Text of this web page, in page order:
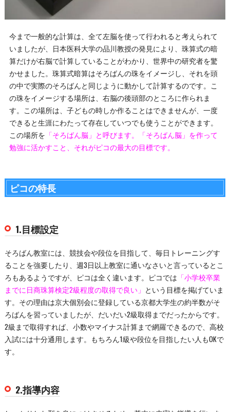
今まで一般的な計算は、全て左脳を使って行われると考えられて
いましたが、日本医科大学の品川教授の発見により、珠算式の暗
算だけが右脳で計算していることがわかり、世界中の研究者を驚
かせました。珠算式暗算はそろばんの珠をイメージし、それを頭
の中で実際のそろばんと同じように動かして計算するのです。こ
の珠をイメージする場所は、右脳の後頭部のところに作られま
す。この場所は、子どもの時しか作ることはできませんが、一度
できると生涯にわたって存在していつでも使うことができます。
この場所を 「そろばん脳」と呼びます。「そろばん脳」を作って
勉強に活かすこと、それがピコの最大の目標です。
ピコの特長
1.目標設定
そろばん教室には、競技会や段位を目指して、毎日トレーニングす
ることを強要したり、週3日以上教室に通いなさいと言っているとこ
ろもあるようですが、ピコは全く違います。ピコでは 「小学校卒業
までに日商珠算検定2級程度の取得で良い」 という目標を掲げていま
す。その理由は京大個別会に登録している京都大学生の約半数がそ
ろばんを習っていましたが、だいだい2級取得までだったからです。
2級まで取得すれば、小数やマイナス計算まで網羅できるので、高校
入試には十分通用します。もちろん1級や段位を目指したい人もOKで
す。
2.指導内容